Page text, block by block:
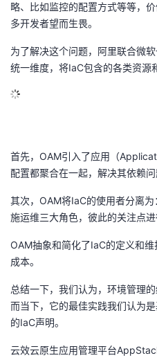
略、比如监控的配置方式等等，
多开发者望而生畏。
为了解决这个问题，阿里联合微
统一维度，将IaC包含的各类资源
首先，OAM引入了应用（
配置都聚合在一起，解决其依赖问
其次，OAM将IaC的使用者分离
施运维三大角色，彼此的关注点进
OAM抽象和简化了IaC的定义和
成本。
总结一下，我们认为，环境管理
而当下，它的最佳实践我们认为
的IaC声明。
云效云原生应用管理平台